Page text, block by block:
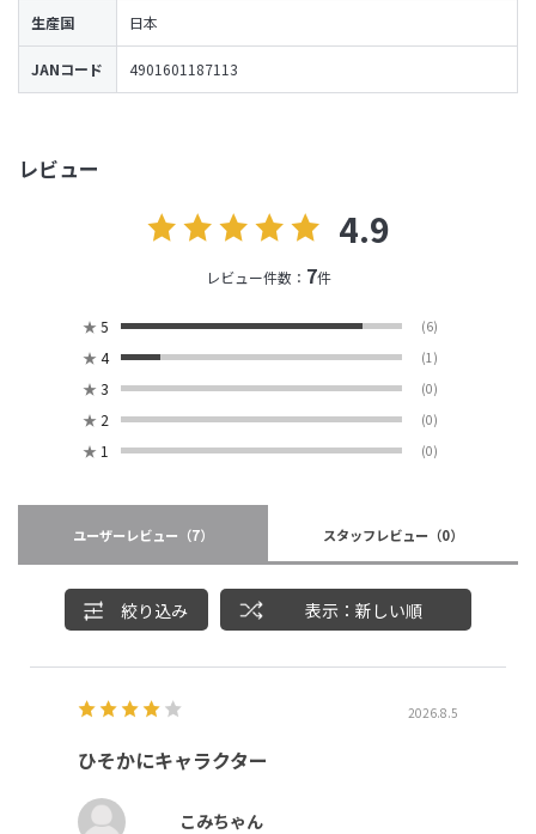
レビュー
4.9
レビュー件数： 7件
★ 5 (6)
★ 4 (1)
★ 3 (0)
★ 2 (0)
★ 1 (0)
ユーザーレビュー （7） スタッフレビュー （0）
絞り込み 表示：新しい順
2026.8.5
ひそかにキャラクター
こみちゃん
生産国 日本
JANコード 4901601187113